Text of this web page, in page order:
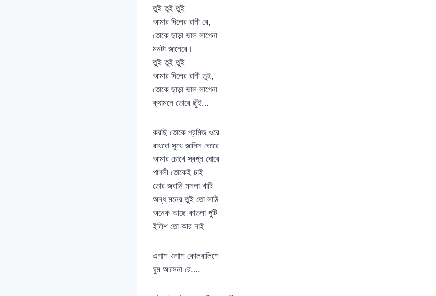
তুই তুই তুই
আমার দিলের রানী রে,
তোকে ছাড়া ভাল লাগেনা
মনটা জানেরে।
তুই তুই তুই
আমার দিলের রানী তুই,
তোকে ছাড়া ভাল লাগেনা
ক্যামনে তোরে ছুঁই…
করছি তোকে প্রমিজ ওরে
রাখবো সুখে জানিস তোরে
আমার চোখে স্বপ্ন ঘোরে
পাগলী তোকেই চাই
তোর জবানি মসলা খাটি
অন্ধ মনের তুই তো লাঠি
অনেক আছে কাতলা পুটি
ইলিশ তো আর নাই
এপাশ ওপাশ কোলবালিশে
ঘুম আসেনা রে….